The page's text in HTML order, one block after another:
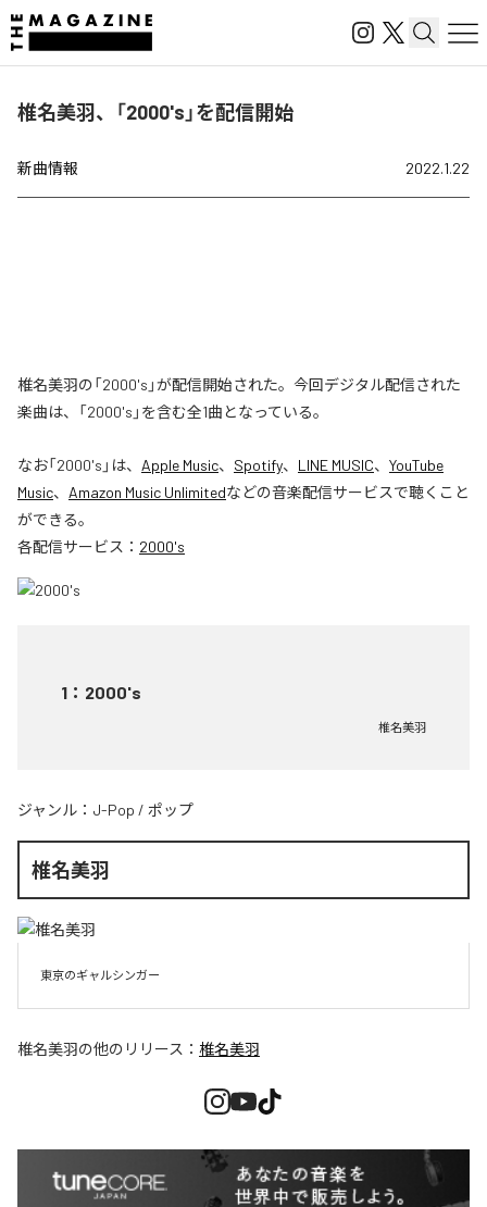
椎名美羽、「2000's」を配信開始
新曲情報 2022.1.22
椎名美羽の「2000's」が配信開始された。今回デジタル配信された
楽曲は、「2000's」を含む全1曲となっている。
なお「2000's 」は、 Apple Music、 Spotify、 LINE MUSIC、 YouTube
Music、 Amazon Music Unlimitedなどの音楽配信サービスで聴くこと
ができる。
各配信サービス： 2000's
1 ： 2000's
椎名美羽
ジャンル： J-Pop / ポップ
椎名美羽
東京のギャルシンガー
椎名美羽の他のリリース： 椎名美羽